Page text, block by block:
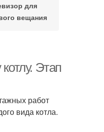
для
вещания
Этап
работ
вида котла.